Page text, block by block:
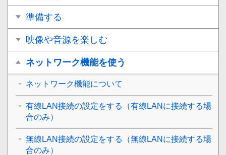
準備する
映像や音源を楽しむ
ネットワーク機能を使う
ネットワーク機能について
有線LAN接続の設定をする（有線LANに接続する場
合のみ）
無線LAN接続の設定をする（無線LANに接続する場
合のみ）